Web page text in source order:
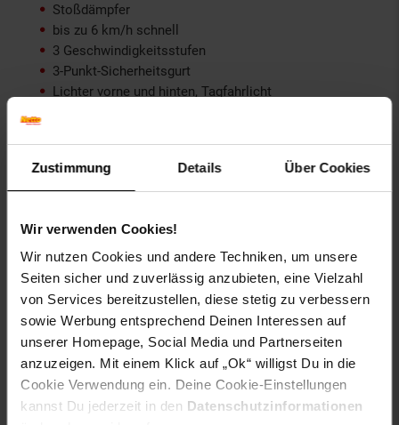
Zustimmung Details Über Cookies
Wir verwenden Cookies!
Wir nutzen Cookies und andere Techniken, um unsere
Seiten sicher und zuverlässig anzubieten, eine Vielzahl
von Services bereitzustellen, diese stetig zu verbessern
sowie Werbung entsprechend Deinen Interessen auf
unserer Homepage, Social Media und Partnerseiten
anzuzeigen. Mit einem Klick auf „Ok“ willigst Du in die
Cookie Verwendung ein. Deine Cookie-Einstellungen
kannst Du jederzeit in den Datenschutzinformationen
Stoßdämpfer
bis zu 6 km/h schnell
3 Geschwindigkeitsstufen
3-Punkt-Sicherheitsgurt
Lichter vorne und hinten, Tagfahrlicht
Elektroauto Lamborghini Aventador SV EVA-Reifen
Kunstledersitz:
Modell: Lamborghini Aventador SV Kinderfahrzeug
V-Max: 3 - 6 km/h
Akku: 12V7Ah
Fahrzeit: bis zu 1,5 Stunden
Reichweite Fernbedienung: ca. 15 m
Maße (L/B/H): 131 cm x 72,5 cm x 48 cm
Getriebe: Vor- und Rückwärtsgang
Leergewicht: 20,5 kg
Traglast: 40 kg